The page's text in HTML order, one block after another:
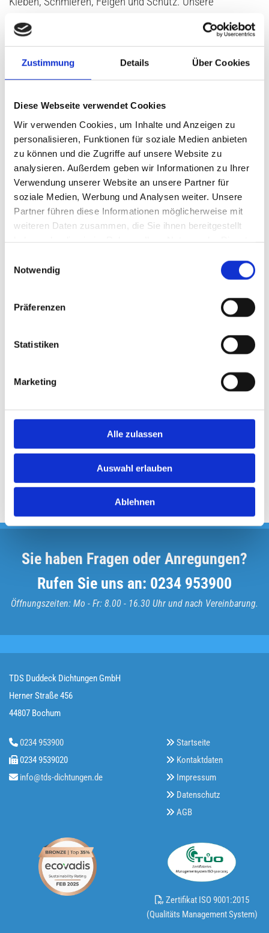
Zustimmung Details Über Cookies
Diese Webseite verwendet Cookies
Wir verwenden Cookies, um Inhalte und Anzeigen zu
personalisieren, Funktionen für soziale Medien anbieten
zu können und die Zugriffe auf unsere Website zu
analysieren. Außerdem geben wir Informationen zu Ihrer
Verwendung unserer Website an unsere Partner für
soziale Medien, Werbung und Analysen weiter. Unsere
Partner führen diese Informationen möglicherweise mit
weiteren Daten zusammen, die Sie ihnen bereitgestellt
Notwendig
Präferenzen
Statistiken
Marketing
Alle zulassen
Auswahl erlauben
Ablehnen
vielseitigen Leistungen umfassen unter anderem auch
Wartungsprodukte.
ZURÜCK ZUR ÜBERSICHT
Sie haben Fragen oder Anregungen?
Rufen Sie uns an: 0234 953900
Öffnungszeiten: Mo - Fr: 8.00 - 16.30 Uhr und nach Vereinbarung.
TDS Duddeck Dichtungen GmbH
Herner Straße 456
44807 Bochum
 0234 953900
 0234 9539020
 info@tds-dichtungen.de
 Startseite
 Kontaktdaten
 Impressum
 Datenschutz
 AGB
Zertifikat ISO 9001:2015
(Qualitäts Management System)